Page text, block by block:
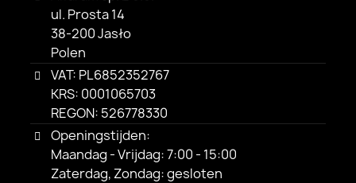
ul. Prosta 14
38-200 Jasło
Polen
VAT: PL6852352767
KRS: 0001065703
REGON: 526778330
Openingstijden:
Maandag - Vrijdag: 7:00 - 15:00
Zaterdag, Zondag: gesloten